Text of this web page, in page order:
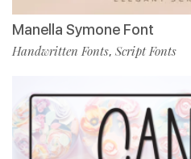
Manella Symone Font
Handwritten Fonts, Script Fonts